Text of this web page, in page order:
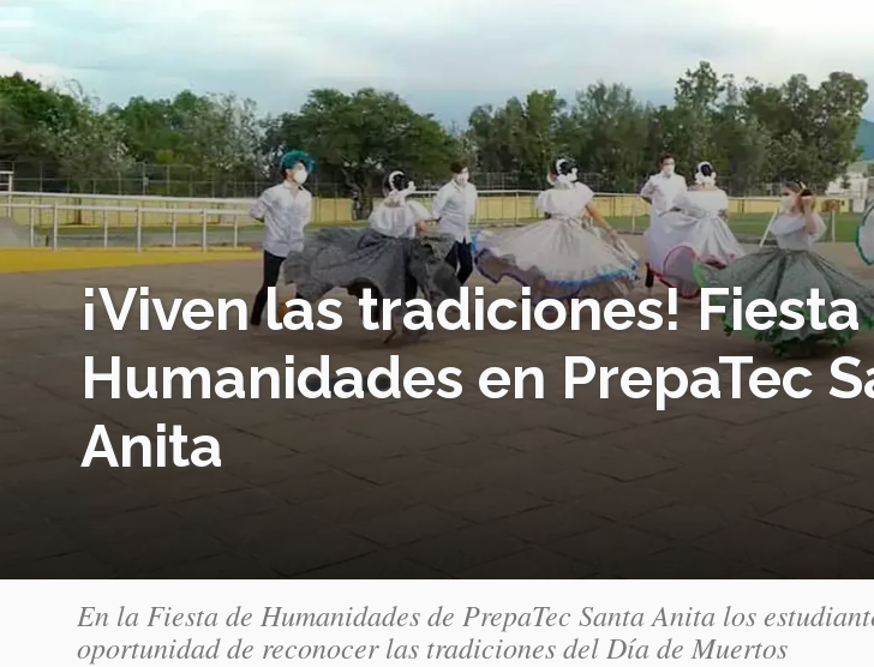
¡Viven las tradiciones!
Humanidades en PrepaTec
Anita
En la Fiesta de Humanidades de PrepaTec Santa Anita los
oportunidad de reconocer las tradiciones del Día de Muertos